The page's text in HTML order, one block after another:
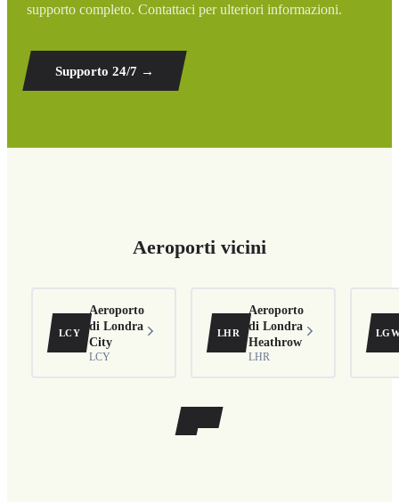
supporto completo. Contattaci per ulteriori informazioni.
Supporto 24/7 →
Aeroporti vicini
LCY
Aeroporto
di Londra
City
LCY
LHR
Aeroporto
di Londra
Heathrow
LHR